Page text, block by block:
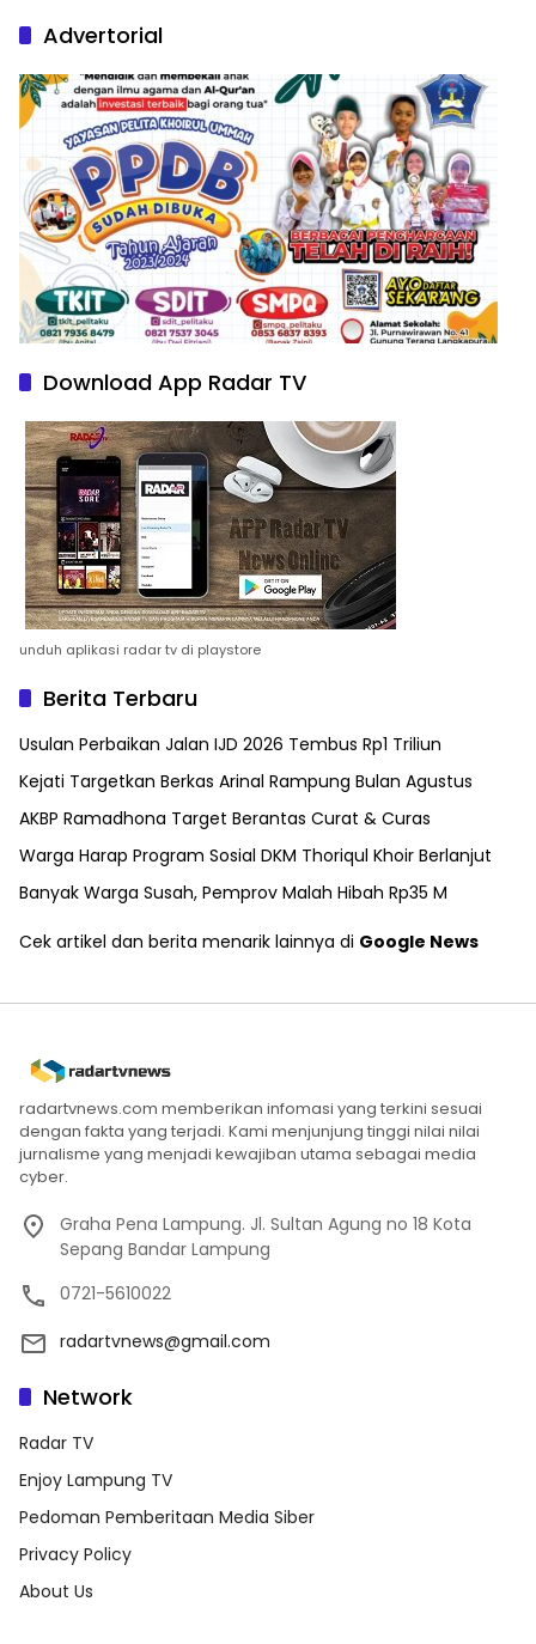
Advertorial
Download App Radar TV
unduh aplikasi radar tv di playstore
Berita Terbaru
Usulan Perbaikan Jalan IJD 2026 Tembus Rp1 Triliun
Kejati Targetkan Berkas Arinal Rampung Bulan Agustus
AKBP Ramadhona Target Berantas Curat & Curas
Warga Harap Program Sosial DKM Thoriqul Khoir Berlanjut
Banyak Warga Susah, Pemprov Malah Hibah Rp35 M
Cek artikel dan berita menarik lainnya di Google News
radartvnews.com memberikan infomasi yang terkini sesuai
dengan fakta yang terjadi. Kami menjunjung tinggi nilai nilai
jurnalisme yang menjadi kewajiban utama sebagai media
cyber.
Graha Pena Lampung. Jl. Sultan Agung no 18 Kota
Sepang Bandar Lampung
0721-5610022
radartvnews@gmail.com
Network
Radar TV
Enjoy Lampung TV
Pedoman Pemberitaan Media Siber
Privacy Policy
About Us